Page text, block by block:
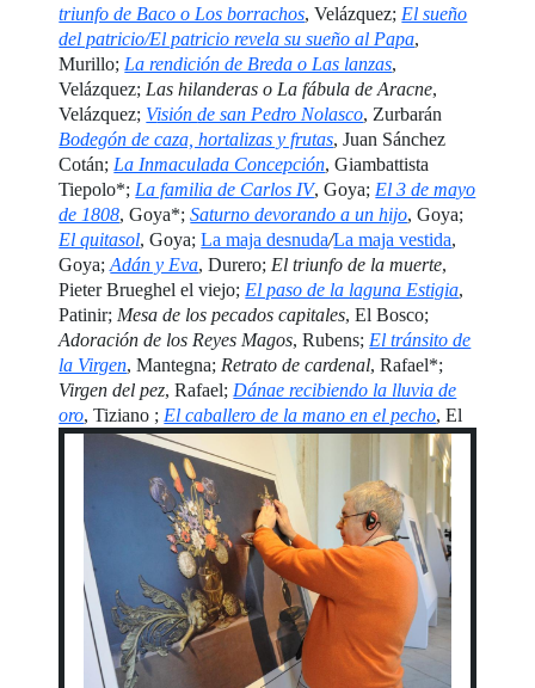
triunfo de Baco o Los borrachos, Velázquez; El sueño
del patricio/El patricio revela su sueño al Papa,
Murillo; La rendición de Breda o Las lanzas,
Velázquez; Las hilanderas o La fábula de Aracne,
Velázquez; Visiónde san Pedro Nolasco, Zurbarán
Bodegón de caza, hortalizas y frutas, Juan Sánchez
Cotán; La Inmaculada Concepción, Giambattista
Tiepolo*; La familia de Carlos IV, Goya; El 3 de mayo
de 1808, Goya*;Saturno devorando a un hijo, Goya;
El quitasol, Goya;La maja desnuda/La maja vestida,
Goya;Adán y Eva, Durero; El triunfo de la muerte,
Pieter Brueghel el viejo; El paso de la laguna Estigia,
Patinir; Mesa de los pecados capitales, El Bosco;
Adoración de los Reyes Magos, Rubens; El tránsito de
la Virgen, Mantegna; Retrato de cardenal, Rafael*;
Virgen del pez, Rafael; Dánae recibiendo la lluvia de
oro, Tiziano ; El caballero de la mano en el pecho, El